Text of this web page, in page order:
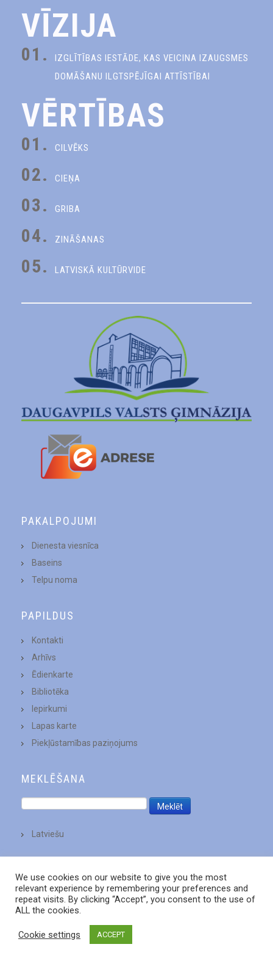
VĪZIJA
01.
IZGLĪTĪBAS IESTĀDE, KAS VEICINA IZAUGSMES
DOMĀŠANU ILGTSPĒJĪGAI ATTĪSTĪBAI
VĒRTĪBAS
01. CILVĒKS
02. CIEŅA
03. GRIBA
04. ZINĀŠANAS
05. LATVISKĀ KULTŪRVIDE
PAKALPOJUMI
Dienesta viesnīca
Baseins
Telpu noma
PAPILDUS
Kontakti
Arhīvs
Ēdienkarte
Bibliotēka
Iepirkumi
Lapas karte
Piekļūstamības paziņojums
MEKLĒŠANA
Latviešu
We use cookies on our website to give you the most
relevant experience by remembering your preferences and
repeat visits. By clicking “Accept”, you consent to the use of
ALL the cookies.
Cookie settings ACCEPT